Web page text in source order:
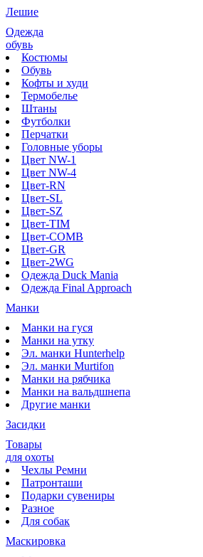
Лешие
Одежда
обувь
Костюмы
Обувь
Кофты и худи
Термобелье
Штаны
Футболки
Перчатки
Головные уборы
Цвет NW-1
Цвет NW-4
Цвет-RN
Цвет-SL
Цвет-SZ
Цвет-TIM
Цвет-COMB
Цвет-GR
Цвет-2WG
Одежда Duck Mania
Одежда Final Approach
Манки
Манки на гуся
Манки на утку
Эл. манки Hunterhelp
Эл. манки Murtifon
Манки на рябчика
Манки на вальдшнепа
Другие манки
Засидки
Товары
для охоты
Чехлы Ремни
Патронташи
Подарки сувениры
Разное
Для собак
Маскировка